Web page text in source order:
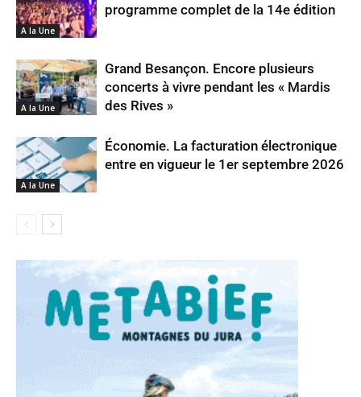
A la Une
programme complet de la 14e édition
A la Une
Grand Besançon. Encore plusieurs
concerts à vivre pendant les « Mardis
des Rives »
A la Une
Économie. La facturation électronique
entre en vigueur le 1er septembre 2026